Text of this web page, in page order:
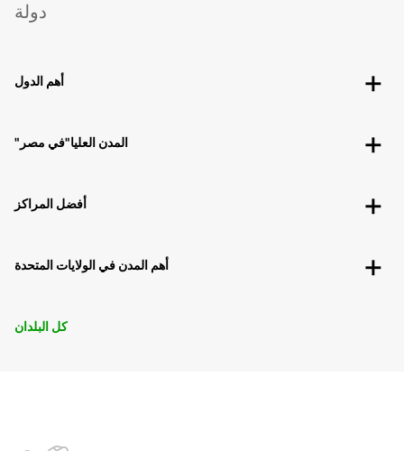
دولة
أهم الدول
"المدن العليا"في مصر
أفضل المراكز
أهم المدن في الولايات المتحدة
كل البلدان